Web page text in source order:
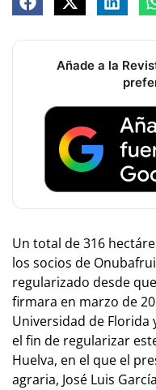
Añade a la
Un total de 316
los socios de
regularizado desde
firmara en marzo de
Universidad de Florida
el fin de regularizar
Huelva, en el que el
agraria, José Luis